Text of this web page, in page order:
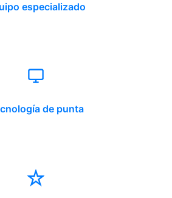
especializado
de punta